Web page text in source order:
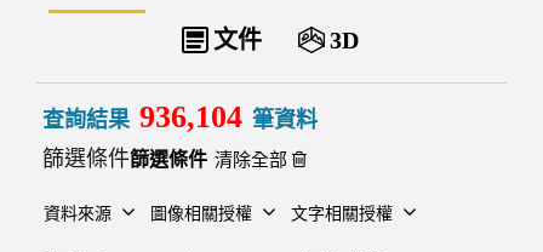
文件 3D
查詢結果 936,104 筆資料
篩選條件
清除全部
資料來源 圖像相關授權 文字相關授權